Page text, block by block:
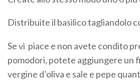
Distribuite il basilico tagliandolo
Se vi piace e non avete condito
pomodori, potete aggiungere un
vergine d’oliva e sale e pepe